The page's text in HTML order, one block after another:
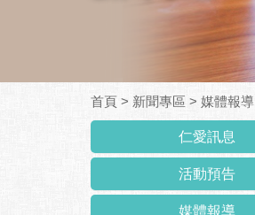
首頁 > 新聞專區 > 媒體報導
仁愛訊息
活動預告
媒體報導